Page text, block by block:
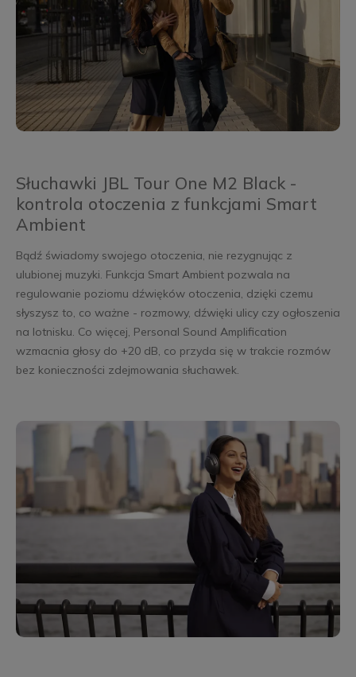
Słuchawki JBL Tour One M2 Black -
kontrola otoczenia z funkcjami Smart
Ambient
Bądź świadomy swojego otoczenia, nie rezygnując z
ulubionej muzyki. Funkcja Smart Ambient pozwala na
regulowanie poziomu dźwięków otoczenia, dzięki czemu
słyszysz to, co ważne - rozmowy, dźwięki ulicy czy ogłoszenia
na lotnisku. Co więcej, Personal Sound Amplification
wzmacnia głosy do +20 dB, co przyda się w trakcie rozmów
bez konieczności zdejmowania słuchawek.